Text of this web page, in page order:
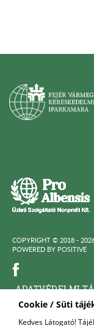
Cookie / Süti
Kedves Látogató!
COPYRIGHT © 2018 -
POWERED BY POSITIVE
ADATVÉDELMI